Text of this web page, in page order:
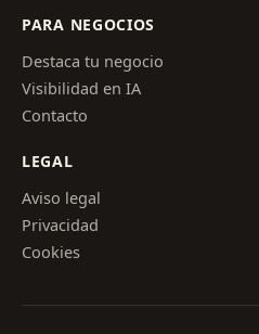
PARA NEGOCIOS
Destaca tu negocio
Visibilidad en IA
Contacto
LEGAL
Aviso legal
Privacidad
Cookies